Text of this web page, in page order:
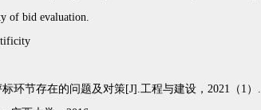
of bid evaluation.
环节存在的问题及对策[J].工程与建设，2021（1）.